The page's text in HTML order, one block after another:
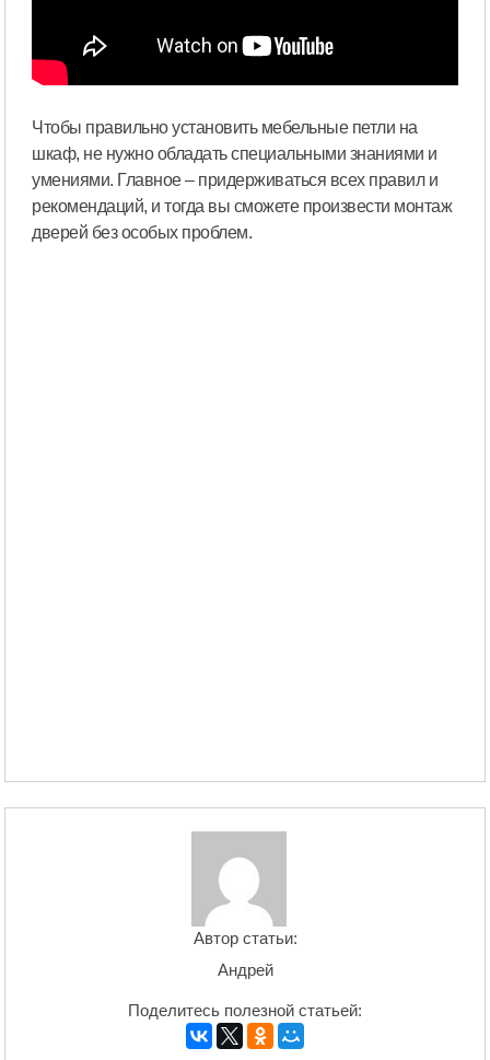
Чтобы правильно установить мебельные петли на
шкаф, не нужно обладать специальными знаниями и
умениями. Главное – придерживаться всех правил и
рекомендаций, и тогда вы сможете произвести монтаж
дверей без особых проблем.
Автор статьи:
Андрей
Поделитесь полезной статьей: